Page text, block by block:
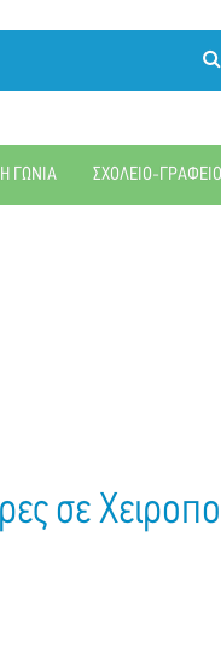
ΓΩΝΙΑ ΣΧΟΛΕΙΟ-ΓΡΑΦΕΙΟ
σε